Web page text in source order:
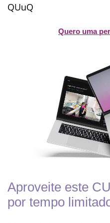
QUuQ
Quero uma
Aproveite este
por tempo